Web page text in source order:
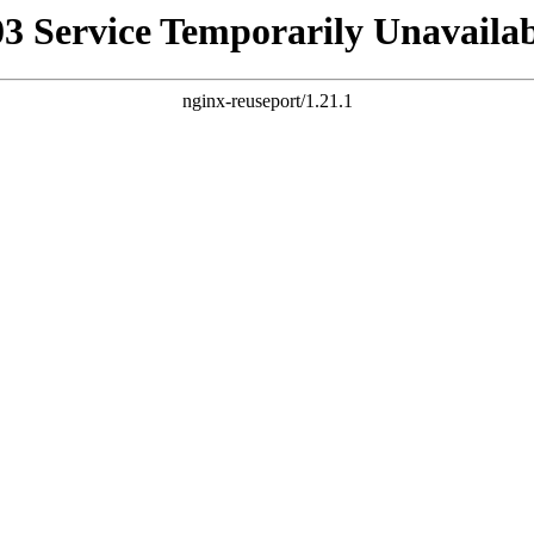
Service Temporarily
nginx-reuseport/1.21.1